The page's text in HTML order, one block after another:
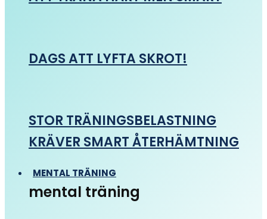
DAGS ATT LYFTA SKROT!
STOR TRÄNINGSBELASTNING
KRÄVER SMART ÅTERHÄMTNING
MENTAL TRÄNING
mental träning